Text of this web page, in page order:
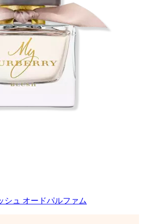
シュ オードパルファム